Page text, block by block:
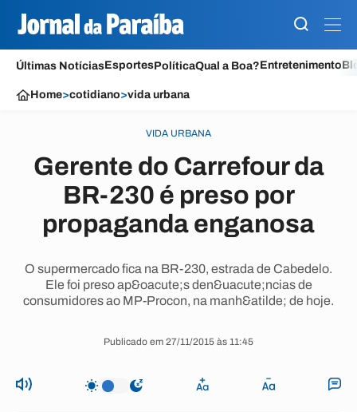
Últimas NotíciasEsportesPolíticaQual a Boa?Entretenimento
Home>cotidiano>vida urbana
VIDA URBANA
Gerente do Carrefour da
BR-230 é preso por
propaganda enganosa
O supermercado fica na BR-230, estrada de Cabedelo.
Ele foi preso ap&oacute;s den&uacute;ncias de
consumidores ao MP-Procon, na manh&atilde; de hoje.
Publicado em 27/11/2015 às 11:45